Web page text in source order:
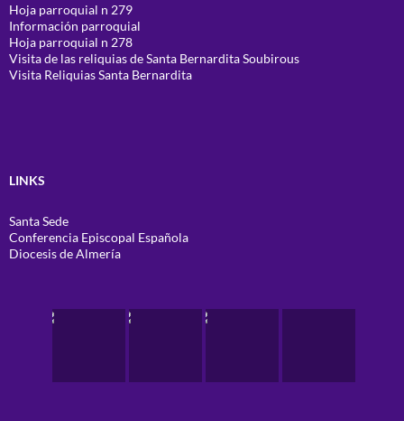
Hoja parroquial n 279
Información parroquial
Hoja parroquial n 278
Visita de las reliquias de Santa Bernardita Soubirous
Visita Reliquias Santa Bernardita
LINKS
Santa Sede
Conferencia Episcopal Española
Diocesis de Almería